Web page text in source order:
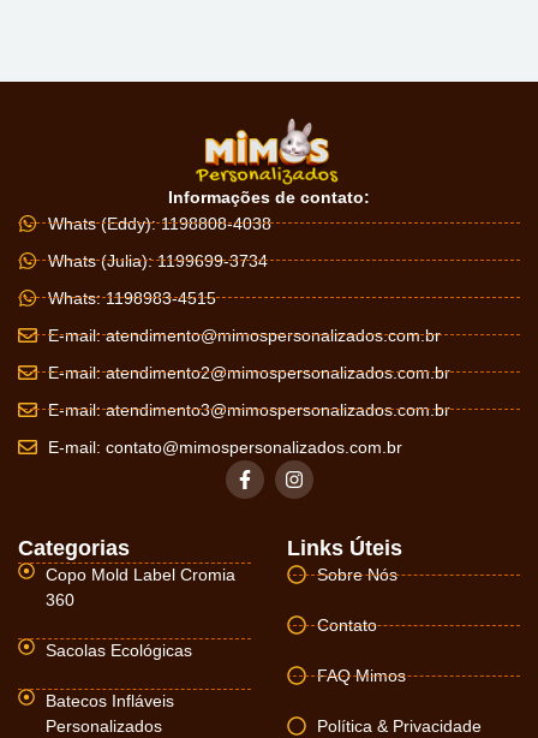
Informações de contato:
Whats (Eddy): 1198808-4038
Whats (Julia): 1199699-3734
Whats: 1198983-4515
E-mail:atendimento@mimospersonalizados.com.br
E-mail:atendimento2@mimospersonalizados.com.br
E-mail:atendimento3@mimospersonalizados.com.br
E-mail: contato@mimospersonalizados.com.br
Categorias
Copo Mold Label Cromia
360
Sacolas Ecológicas
Batecos Infláveis
Personalizados
Links Úteis
Sobre Nós
Contato
FAQ Mimos
Política & Privacidade